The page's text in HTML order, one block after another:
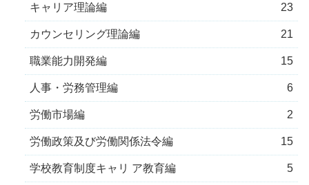
キャリア理論編 23
カウンセリング理論編 21
職業能力開発編 15
人事・労務管理編 6
労働市場編 2
労働政策及び労働関係法令編 15
学校教育制度キャリ ア教育編 5